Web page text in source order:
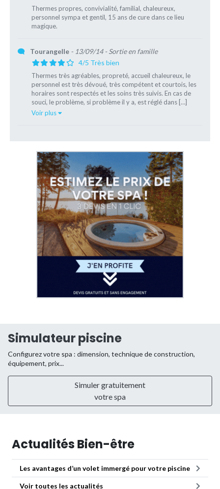
Thermes propres, convivialité, familial, chaleureux,
personnel sympa et gentil, 15 ans de cure dans ce lieu
magique.
Tourangelle - 13/09/14- Sortie en famille
4/5 Très bien
Thermes très agréables, propreté, accueil chaleureux, le
personnel est très dévoué, très compétent et courtois, les
horaires sont respectés et les soins très suivis. En cas de
souci, le problème, si problème il y a, est réglé dans […]
Voir plus
Simulateur piscine
Configurez votre spa : dimension, technique de construction,
équipement, prix...
Simuler gratuitement
votre spa
Actualités Bien-être
Les avantages d’un volet immergé pour votre piscine
Voir toutes les actualités